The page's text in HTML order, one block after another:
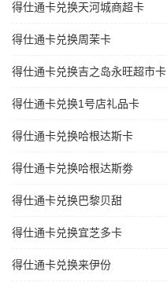
得仕通卡兑换天河城商超卡
得仕通卡兑换周茉卡
得仕通卡兑换吉之岛永旺超市卡
得仕通卡兑换1号店礼品卡
得仕通卡兑换哈根达斯卡
得仕通卡兑换哈根达斯劵
得仕通卡兑换巴黎贝甜
得仕通卡兑换宜芝多卡
得仕通卡兑换来伊份